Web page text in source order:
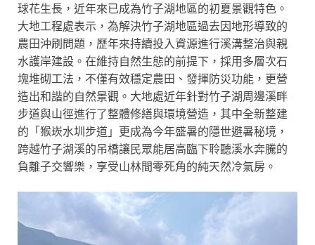
球花生長，近年來已成為竹子湖地區的初夏景觀特色。
大地工程處表示，為解決竹子湖地區過去因地形導致的
農田沖刷問題，歷年來持續投入資源進行溪溝整治與親
水護岸建設。在維持自然生態的前提下，採用多層次石
塊堆砌工法，不僅有效穩定農田、發揮防災功能，更營
造出和諧的自然景觀。大地處近年針對竹子湖周邊溪畔
步道與山徑進行了整體修繕與環境營造，其中全新整建
的「猴崁水圳步道」更成為今年盛暑的隱世避暑秘境，
跨越竹子湖溪的吊橋讓民眾能居高臨下聆聽溪水奔騰的
負離子交響樂，享受山林間零死角的純天然冷氣房。